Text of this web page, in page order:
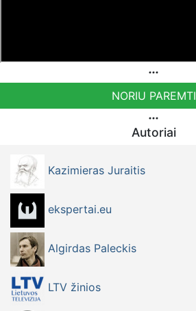
NORIU PAREMTI
Autoriai
Kazimieras Juraitis
ekspertai.eu
Algirdas Paleckis
LTV žinios